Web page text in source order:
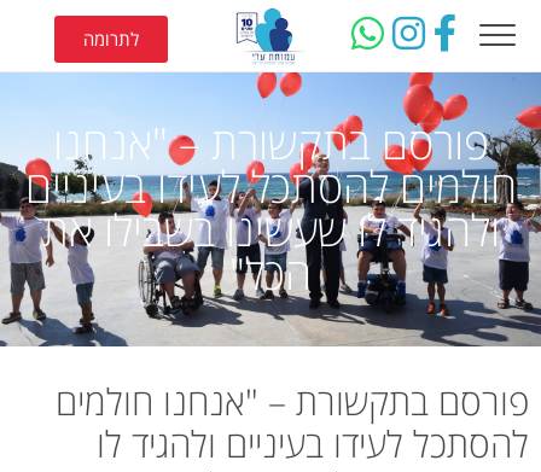
לתרומה
פורסם בתקשורת – "אנחנו
חולמים להסתכל לעידו בעיניים
ולהגיד לו שעשינו בשבילו את
הכל"
פורסם בתקשורת – "אנחנו חולמים
להסתכל לעידו בעיניים ולהגיד לו